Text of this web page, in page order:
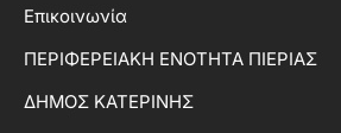
Επικοινωνία
ΠΕΡΙΦΕΡΕΙΑΚΗ ΕΝΟΤΗΤΑ ΠΙΕΡΙΑΣ
ΔΗΜΟΣ ΚΑΤΕΡΙΝΗΣ